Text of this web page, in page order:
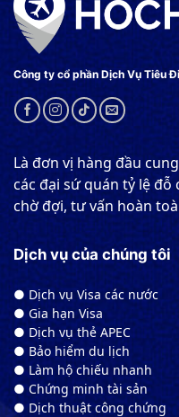
Công ty cổ phần Dịch Vụ Tiêu
Là đơn vị hàng đầu
các đại sứ quán tỷ lệ
chờ đợi, tư vấn hoàn
Dịch vụ của chúng tôi
● Dịch vụ Visa các nước
● Gia hạn Visa
● Dịch vụ thẻ APEC
● Bảo hiểm du lịch
● Làm hộ chiếu nhanh
● Chứng minh tài sản
● Dịch thuật công chứng